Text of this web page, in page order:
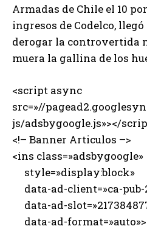
Armadas de Chile el 10
ingresos de Codelco,
derogar la controvertida
muera la gallina de los
<script async
src=»//
js/adsbygoogle.js»></
<!– Banner Articulos –>
<ins class=»adsbygoogle»
style=»display:block»
data-ad-client=»ca-pub-
data-ad-
data-ad-